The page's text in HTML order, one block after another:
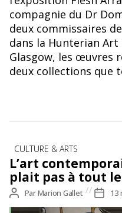
compagnie du Dr
deux commissaires
dans la Hunterian Art
Glasgow, les œuvres
deux collections que
Catégories
CULTURE & ARTS
L’art
plait pas à tout
Auteur
de
ParMarion Gallet
Date
de
13